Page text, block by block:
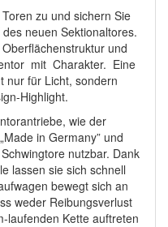
zu und sichern Sie
neuen Sektionaltores.
und
mit Charakter. Eine
nur für Licht, sondern
Highlight.
wie der
in Germany” und
nutzbar. Dank
lassen sie sich schnell
bewegt sich an
weder Reibungsverlust
laufenden Kette auftreten